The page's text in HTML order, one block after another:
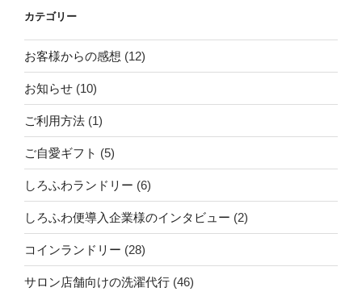
カテゴリー
お客様からの感想 (12)
お知らせ (10)
ご利用方法 (1)
ご自愛ギフト (5)
しろふわランドリー (6)
しろふわ便導入企業様のインタビュー (2)
コインランドリー (28)
サロン店舗向けの洗濯代行 (46)